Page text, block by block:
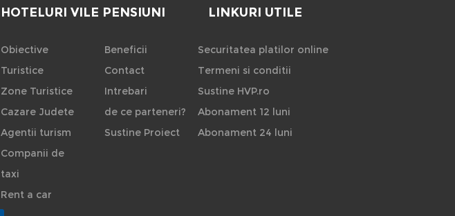
HOTELURI VILE PENSIUNI
Obiective
Turistice
Zone Turistice
Cazare Judete
Agentii turism
Companii de
taxi
Rent a car
Beneficii
Contact
Intrebari
de ce parteneri?
Sustine Proiect
LINKURI UTILE
Securitatea platilor online
Termeni si conditii
Sustine HVP.ro
Abonament 12 luni
Abonament 24 luni